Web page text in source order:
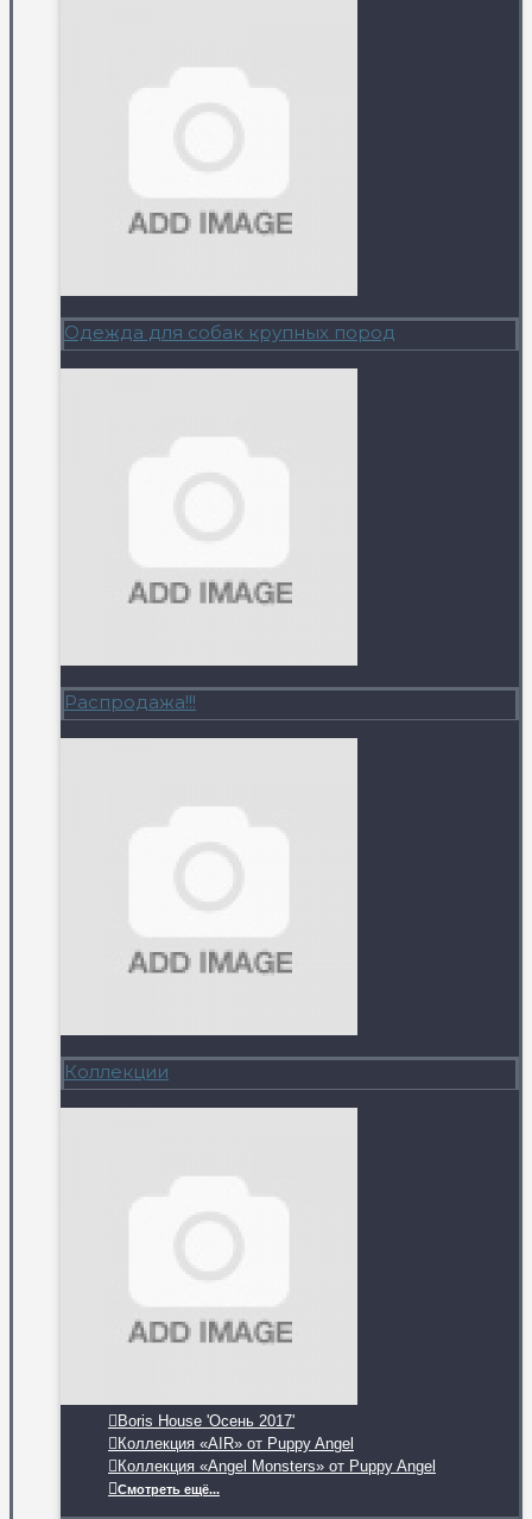
Одежда для собак крупных пород
Распродажа!!!
Коллекции
Boris House 'Осень 2017'
Коллекция «AIR» от Puppy Angel
Коллекция «Angel Monsters» от Puppy Angel
Смотреть ещё...